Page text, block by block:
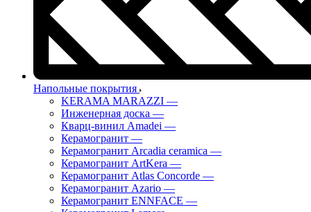
Напольные покрытия
KERAMA MARAZZI —
Инженерная доска —
Кварц-винил Amadei —
Керамогранит —
Керамогранит Arcadia ceramica —
Керамогранит ArtKera —
Керамогранит Atlas Concorde —
Керамогранит Azario —
Керамогранит ENNFACE —